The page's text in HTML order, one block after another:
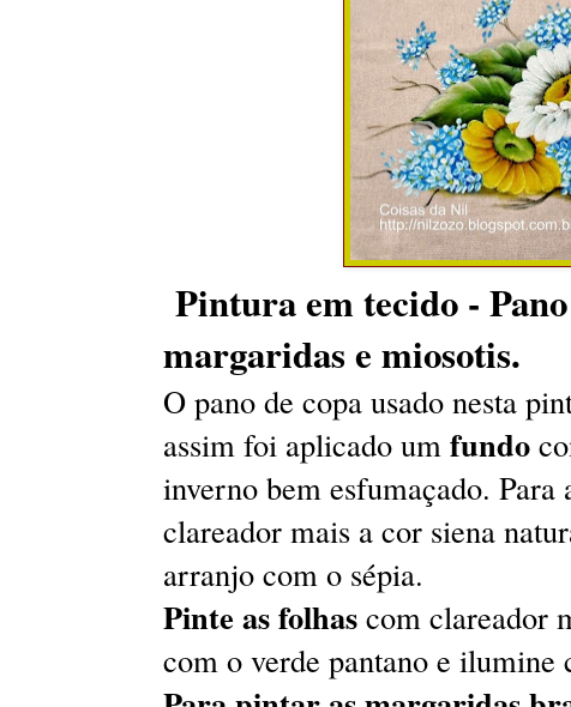
Pintura em tecido -
margaridas e miosotis.
O pano de copa usado nesta
assim foi aplicado um fundo
inverno bem esfumaçado. Para
clareador mais a cor siena
arranjo com o sépia.
Pinte as folhas com clareador
com o verde pantano e ilumine